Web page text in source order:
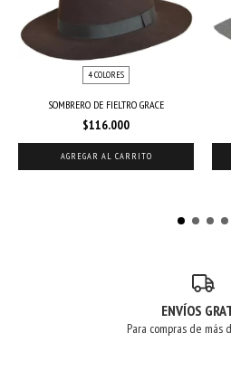
4 COLORES
SOMBRERO DE FIELTRO GRACE
$116.000
AGREGAR AL CARRITO
ENVÍOS
Para compras de más